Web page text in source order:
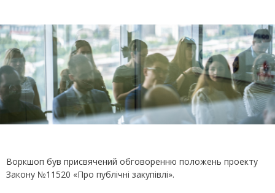
Воркшоп був присвячений обговоренню положень проекту
Закону №11520 «Про публічні закупівлі».